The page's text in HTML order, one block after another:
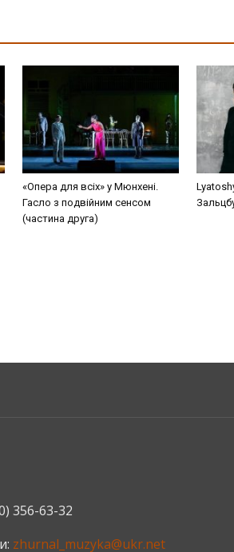
«Опера для всіх» у Мюнхені.
Гасло з подвійним сенсом
(частина друга)
356-63-32
zhurnal_muzyka@ukr.net